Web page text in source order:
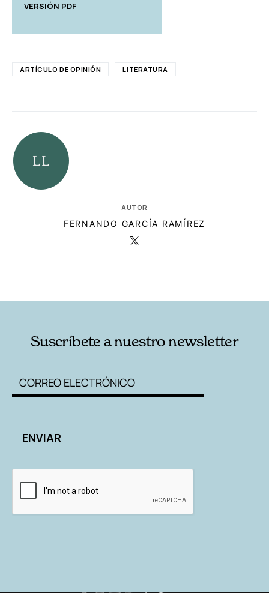
VERSIÓN PDF
ARTÍCULO DE OPINIÓN LITERATURA
AUTOR
FERNANDO GARCÍA RAMÍREZ
Suscríbete a nuestro newsletter